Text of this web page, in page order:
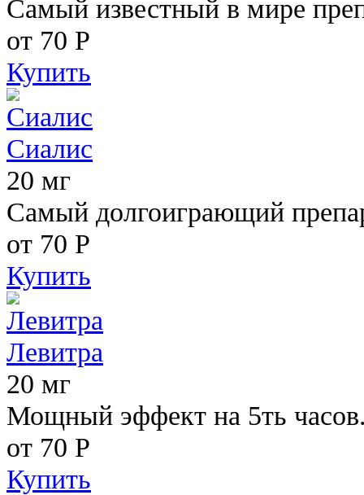
Самый известный в мире
от 70 Р
Купить
Сиалис
20 мг
Самый долгоиграющий
от 70 Р
Купить
Левитра
20 мг
Мощный эффект на 5ть
от 70 Р
Купить